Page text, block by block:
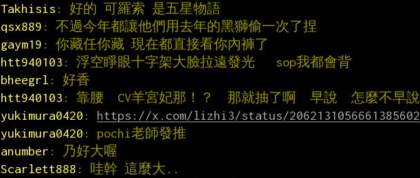
Takhisis : 好的 可羅索 是五星物語
qsx889 : 不過今年都讓他們用去年的黑獅偷一次了捏
gaym19 : 你藏任你藏 現在都直接看你內褲了
htt940103 : 浮空睜眼十字架大臉拉遠發光   sop我都會背
bheegrl : 好香
htt940103 : 靠腰  CV羊宮妃那！？  那就抽了啊  早說  怎麼不早說
yukimura0420 : https://x.com/lizhi3/status/2062131056661385602
yukimura0420 : pochi老師發推
anumber : 乃好大喔
Scarlett888 : 哇幹 這麼大..